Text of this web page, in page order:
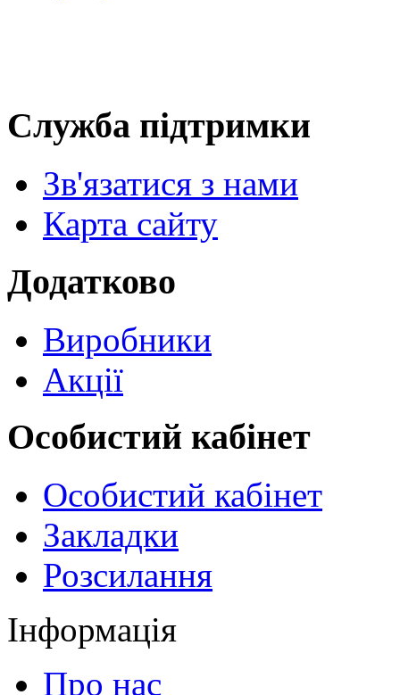
Служба підтримки
Зв'язатися з нами
Карта сайту
Додатково
Виробники
Акції
Особистий кабінет
Особистий кабінет
Закладки
Розсилання
Інформація
Про нас